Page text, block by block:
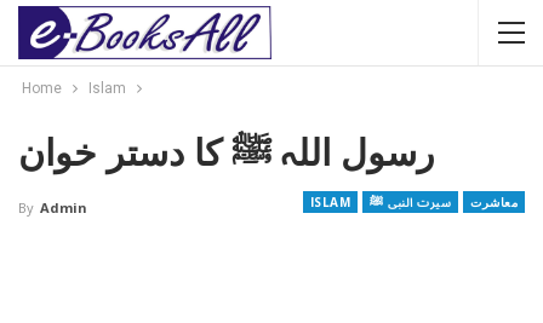
Home Islam
رسول اللہ ﷺ کا دستر خوان
ISLAM سیرت النبی ﷺ معاشرت By Admin